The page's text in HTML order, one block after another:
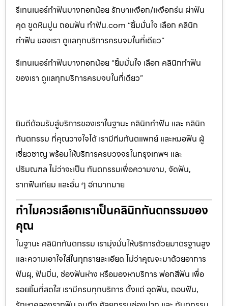
รีเทนเนอร์ทำฟันบางกอกน้อย รักษาเหงือก/เหงือกร่น ผ่าฟัน
คุด ขูดหินปูน ถอนฟัน ทำฟัน.com “ยิ้มมั่นใจ เลือก คลินิก
ทำฟัน ของเรา ดูแลทุกบริการครบจบในที่เดียว”
รีเทนเนอร์ทำฟันบางกอกน้อย “ยิ้มมั่นใจ เลือก คลินิกทำฟัน
ของเรา ดูแลทุกบริการครบจบในที่เดียว”
ยินดีต้อนรับสู่บริการของเราในฐานะ คลินิกทำฟัน และ คลินิก
ทันตกรรม ที่คุณวางใจได้ เรามีทีมทันตแพทย์ และหมอฟัน ผู้
เชี่ยวชาญ พร้อมให้บริการครบวงจรในกรุงเทพฯ และ
ปริมณฑล ไม่ว่าจะเป็น ทันตกรรมเพื่อความงาม, จัดฟัน,
รากฟันเทียม และอื่น ๆ อีกมากมาย
ทำไมควรเลือกเราเป็นคลินิกทันตกรรมของ
คุณ
ในฐานะ คลินิกทันตกรรม เรามุ่งมั่นให้บริการด้วยมาตรฐานสูง
และความเอาใจใส่ในทุกรายละเอียด ไม่ว่าคุณจะมาด้วยอาการ
ฟันผุ, ฟันบิ่น, ช่องฟันห่าง หรือมองหาบริการ ฟอกสีฟัน เพื่อ
รอยยิ้มที่สดใส เรามีครบทุกบริการ ตั้งแต่ อุดฟัน, ถอนฟัน,